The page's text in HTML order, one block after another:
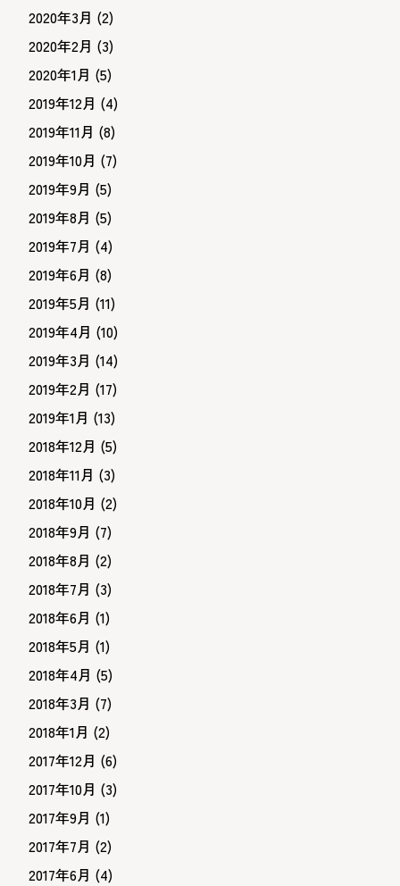
2020年3月 (2)
2020年2月 (3)
2020年1月 (5)
2019年12月 (4)
2019年11月 (8)
2019年10月 (7)
2019年9月 (5)
2019年8月 (5)
2019年7月 (4)
2019年6月 (8)
2019年5月 (11)
2019年4月 (10)
2019年3月 (14)
2019年2月 (17)
2019年1月 (13)
2018年12月 (5)
2018年11月 (3)
2018年10月 (2)
2018年9月 (7)
2018年8月 (2)
2018年7月 (3)
2018年6月 (1)
2018年5月 (1)
2018年4月 (5)
2018年3月 (7)
2018年1月 (2)
2017年12月 (6)
2017年10月 (3)
2017年9月 (1)
2017年7月 (2)
2017年6月 (4)